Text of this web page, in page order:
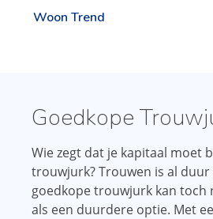
Woon Trend
Goedkope
Wie zegt dat je kapitaal moet
trouwjurk? Trouwen is al duur
goedkope trouwjurk kan toch
als een duurdere optie. Met